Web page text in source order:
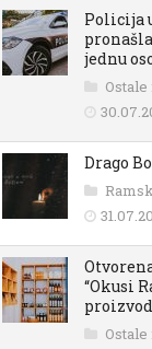
Policija
jednu
Drago
“Okusi